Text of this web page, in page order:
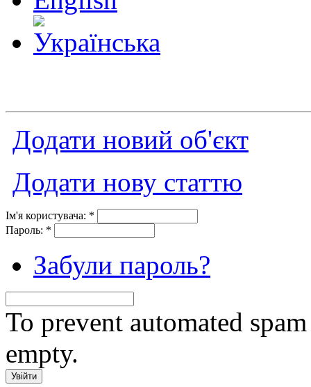
Додати новий об'єкт
Додати нову статтю
Ім'я користувача: *
Пароль: *
Забули пароль?
To prevent automated
empty.